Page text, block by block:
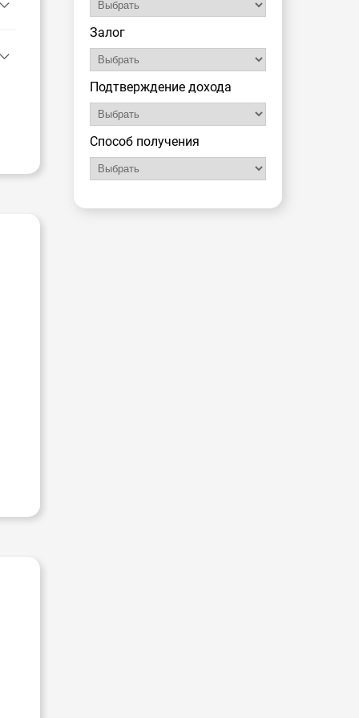
Залог
Подтверждение дохода
Способ получения